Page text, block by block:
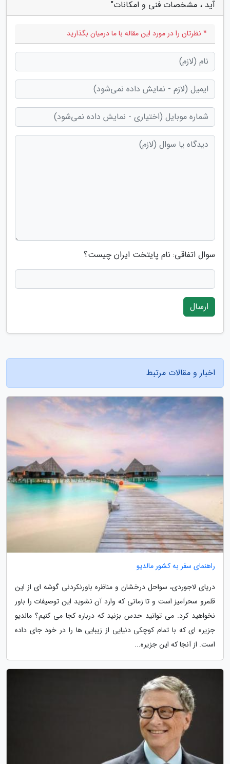
آید ، مشخصات فنی و امکانات"
* نظرتان را در مورد این مقاله با ما درمیان بگذارید
سوال اتفاقی: نام پایتخت ایران چیست؟
ارسال
اخبار و مقالات مرتبط
راهنمای سفر به کشور مالدیو
دریای لاجوردی، سواحل درخشان و مناظره باورنکردنی گوشه ای از این
قلمرو سحرآمیز است و تا زمانی که وارد آن نشوید این توصیفات را باور
نخواهید کرد. می توانید حدس بزنید که درباره کجا می کنیم؟ مالدیو
جزیره ای که با تمام کوچکی دنیایی از زیبایی ها را در خود جای داده
است. از آنجا که این جزیره...